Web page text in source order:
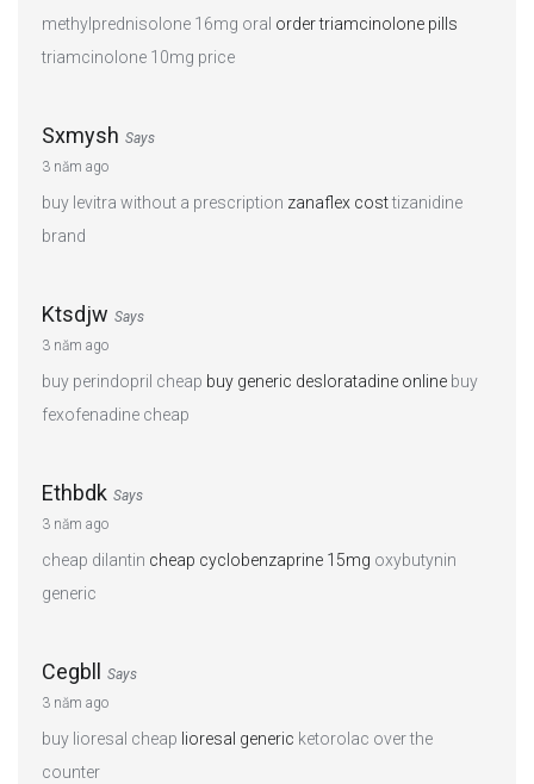
methylprednisolone 16mg oral order triamcinolone pills
triamcinolone 10mg price
Sxmysh Says
3 năm ago
buy levitra without a prescription zanaflex costtizanidine
brand
Ktsdjw Says
3 năm ago
buy perindopril cheap buy generic desloratadine online buy
fexofenadine cheap
Ethbdk Says
3 năm ago
cheap dilantin cheap cyclobenzaprine 15mg oxybutynin
generic
Cegbll
Says
3 năm ago
buy lioresal cheap lioresal generic ketorolac over the
counter